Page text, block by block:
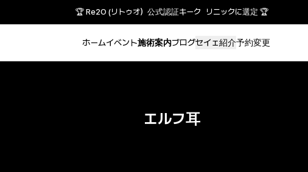
🏆 Re2O (リトゥオ）公式認証キーク リニックに選定 🏆
ホームイベント施術案内ブログセイェ紹介予約変更
エルフ耳